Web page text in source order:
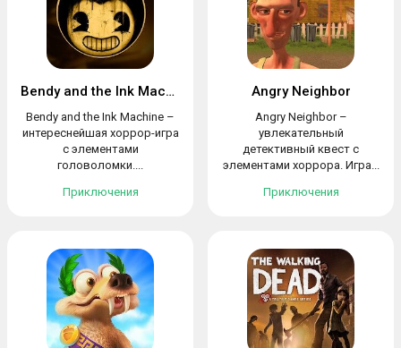
Bendy and the Ink Machine
Bendy and the Ink Machine –
интереснейшая хоррор-игра
с элементами
головоломки....
Приключения
Angry Neighbor
Angry Neighbor –
увлекательный
детективный квест с
элементами хоррора. Игра...
Приключения